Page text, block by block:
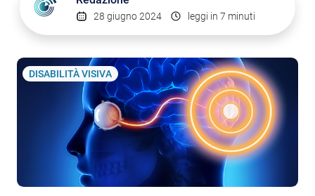
28 giugno 2024 leggi in 7 minuti
DISABILITÀ VISIVA